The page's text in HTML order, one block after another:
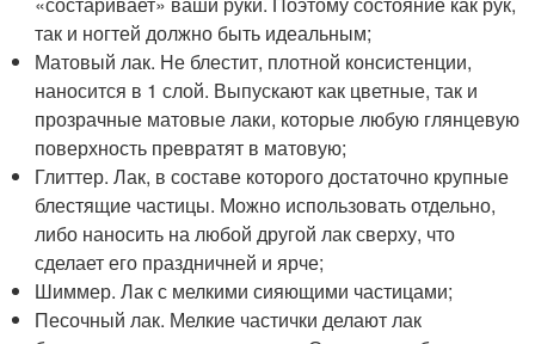
так и ногтей должно быть идеальным;
Матовый лак. Не блестит, плотной консистенции,
наносится в 1 слой. Выпускают как цветные, так и
прозрачные матовые лаки, которые любую глянцевую
поверхность превратят в матовую;
Глиттер. Лак, в составе которого достаточно крупные
блестящие частицы. Можно использовать отдельно,
либо наносить на любой другой лак сверху, что
сделает его праздничней и ярче;
Шиммер. Лак с мелкими сияющими частицами;
Песочный лак. Мелкие частички делают лак